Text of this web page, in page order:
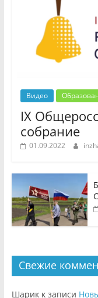
Видео
IX
собрание
01.09.2022
Свежие
Шарикк записи